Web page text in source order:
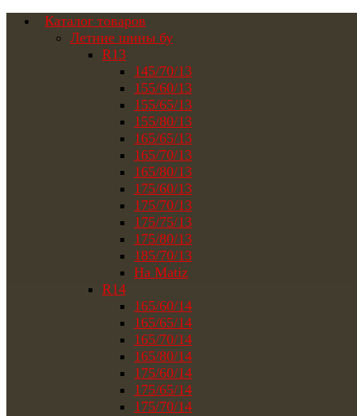
Каталог товаров
Летние шины бу
R13
145/70/13
155/60/13
155/65/13
155/80/13
165/65/13
165/70/13
165/80/13
175/60/13
175/70/13
175/75/13
175/80/13
185/70/13
На Matiz
R14
165/60/14
165/65/14
165/70/14
165/80/14
175/60/14
175/65/14
175/70/14